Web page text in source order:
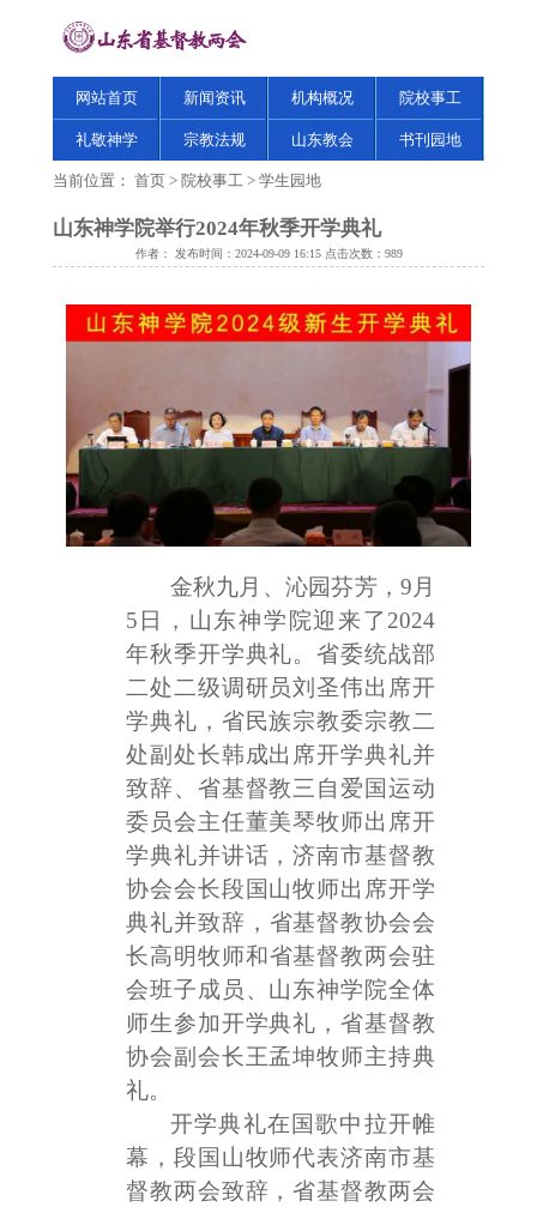
网站首页 新闻资讯 机构概况 院校事工
礼敬神学 宗教法规 山东教会 书刊园地
当前位置： 首页 > 院校事工 > 学生园地
山东神学院举行2024年秋季开学典礼
作者： 发布时间：2024-09-09 16:15 点击次数： 989
金秋九月、沁园芬芳， 9月
5日，山东神学院迎来了2024
年秋季开学典礼。省委统战部
二处二级调研员刘圣伟出席开
学典礼，省民族宗教委宗教二
处副处长韩成出席开学典礼并
致辞、省基督教三自爱国运动
委员会主任董美琴牧师出席开
学典礼并讲话，济南市基督教
协会会长段国山牧师出席开学
典礼并致辞， 省基督教协会会
长高明牧师和省基督教两会驻
会班子成员、山东神学院全体
师生参加开学典礼，省基督教
协会副会长王孟坤牧师主持典
礼。
开学典礼在国歌中拉开帷
幕，段国山牧师代表济南市基
督教两会致辞，省基督教两会